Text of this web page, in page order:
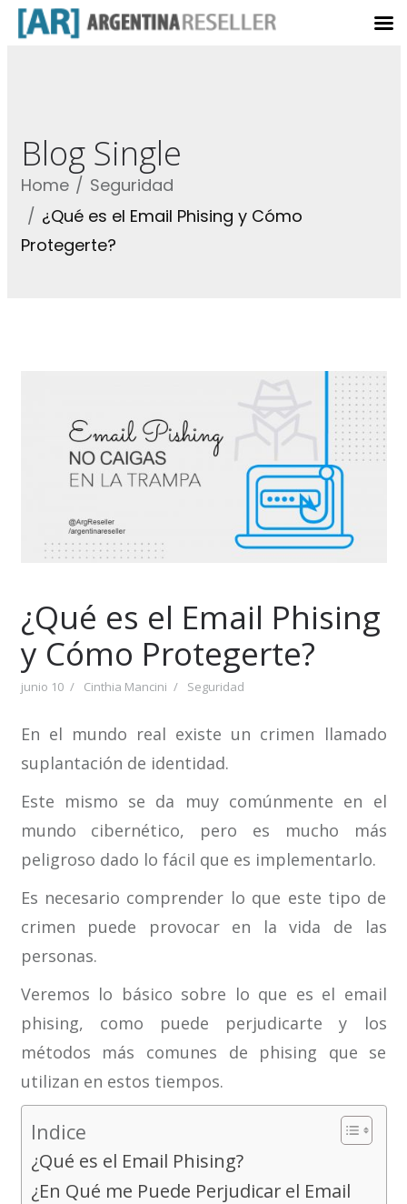
Blog Single
Home
Seguridad
¿Qué es el Email Phising y Cómo
Protegerte?
¿Qué es el Email Phising
y Cómo Protegerte?
junio 10 Cinthia Mancini Seguridad
En el mundo real existe un crimen llamado
suplantación de identidad.
Este mismo se da muy comúnmente en el
mundo cibernético, pero es mucho más
peligroso dado lo fácil que es implementarlo.
Es necesario comprender lo que este tipo de
crimen puede provocar en la vida de las
personas.
Veremos lo básico sobre lo que es el email
phising, como puede perjudicarte y los
métodos más comunes de phising que se
utilizan en estos tiempos.
Indice
¿Qué es el Email Phising?
¿En Qué me Puede Perjudicar el Email